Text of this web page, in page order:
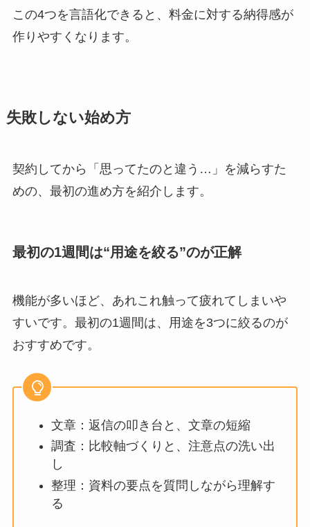
この4つを言語化できると、料金に対する納得感が
作りやすくなります。
失敗しない始め方
契約してから「思ってたのと違う…」を減らすた
めの、最初の進め方を紹介します。
最初の1週間は“用途を絞る”のが正解
機能が多いほど、あれこれ触って疲れてしまいや
すいです。最初の1週間は、用途を3つに絞るのが
おすすめです。
文章：返信の叩き台と、文章の短縮
調査：比較軸づくりと、注意点の洗い出
し
整理：資料の要点を質問しながら理解す
る